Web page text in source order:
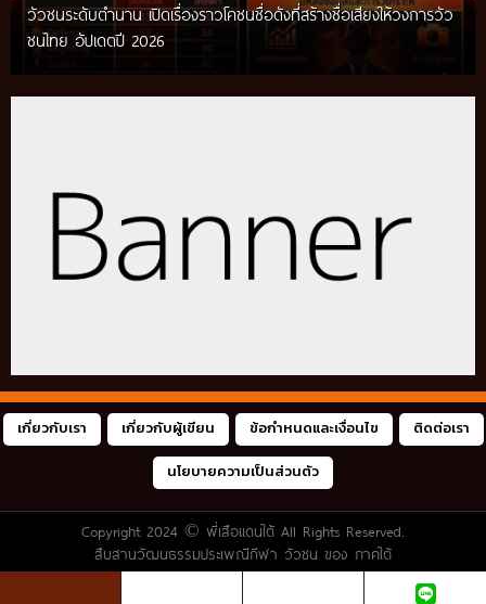
วัวชนระดับตำนาน เปิดเรื่องราวโคชนชื่อดังที่สร้างชื่อเสียงให้วงการวัว
ชนไทย อัปเดตปี 2026
เกี่ยวกับเรา เกี่ยวกับผู้เขียน ข้อกำหนดและเงื่อนไข ติดต่อเรา
นโยบายความเป็นส่วนตัว
Copyright 2024 © พี่เสือแดนใต้ All Rights Reserved.
สืบสานวัฒนธรรมประเพณีกีฬา วัวชน ของ ภาคใต้